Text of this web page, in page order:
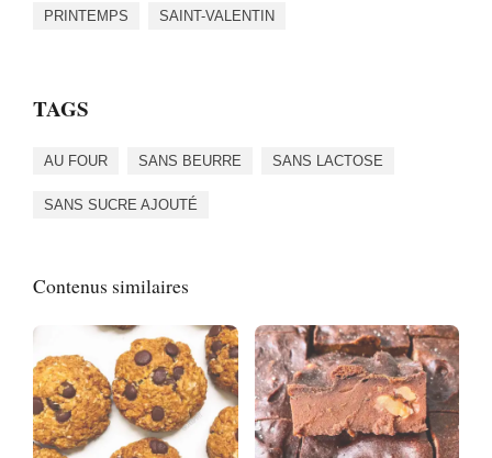
PRINTEMPS SAINT-VALENTIN
TAGS
AU FOUR SANS BEURRE SANS LACTOSE
SANS SUCRE AJOUTÉ
Contenus similaires